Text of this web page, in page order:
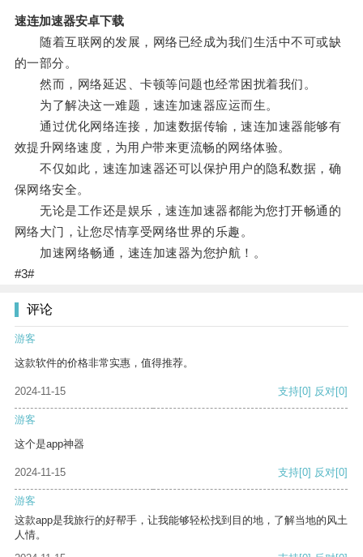
速连加速器安卓下载
随着互联网的发展，网络已经成为我们生活中不可或缺
的一部分。
然而，网络延迟、卡顿等问题也经常困扰着我们。
为了解决这一难题，速连加速器应运而生。
通过优化网络连接，加速数据传输，速连加速器能够有
效提升网络速度，为用户带来更流畅的网络体验。
不仅如此，速连加速器还可以保护用户的隐私数据，确
保网络安全。
无论是工作还是娱乐，速连加速器都能为您打开畅通的
网络大门，让您尽情享受网络世界的乐趣。
加速网络畅通，速连加速器为您护航！。
#3#
评论
游客
这款软件的价格非常实惠，值得推荐。
2024-11-15 支持[0] 反对[0]
游客
这个是app神器
2024-11-15 支持[0] 反对[0]
游客
这款app是我旅行的好帮手，让我能够轻松找到目的地，了解当地的风土
人情。